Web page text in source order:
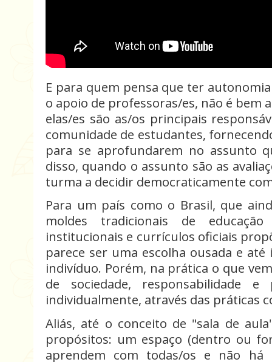
E para quem pensa que ter
o apoio de professoras/es, não é bem
elas/es são as/os principais
comunidade de estudantes,
para se aprofundarem no assunto
disso, quando o assunto são as
turma a decidir democraticamente
Para um país como o Brasil, que
moldes tradicionais de
institucionais e currículos oficiais
parece ser uma escolha ousada e
indivíduo. Porém, na prática o que
de sociedade, responsabilidade
individualmente, através das práticas
Aliás, até o conceito de "sala de
propósitos: um espaço (dentro ou
aprendem com todas/os e não há